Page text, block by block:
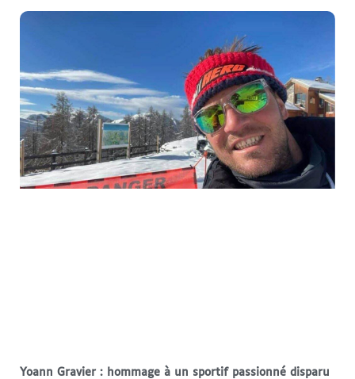
Yoann Gravier : hommage à un sportif passionné disparu